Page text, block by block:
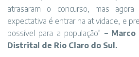
atrasaram o concurso, mas
expectativa é entrar na atividade, e
possível para a população” –
Distrital de Rio Claro do Sul.